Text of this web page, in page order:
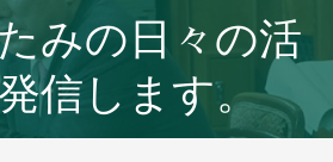
みの日々の活
信します。